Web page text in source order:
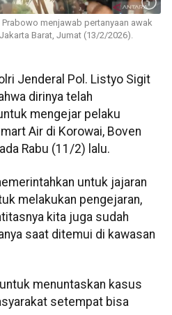
menjawab pertanyaan awak
Barat, Jumat (13/2/2026).
Jenderal Pol. Listyo Sigit
dirinya telah
mengejar pelaku
Air di Korowai, Boven
Rabu (11/2) lalu.
untuk jajaran
melakukan pengejaran,
kita juga sudah
saat ditemui di kawasan
menuntaskan kasus
setempat bisa